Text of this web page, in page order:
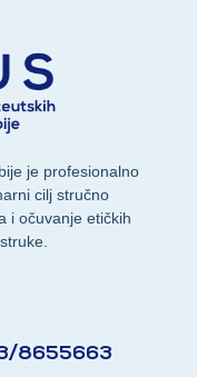
je profesionalno
cilj stručno
i očuvanje etičkih
8655663